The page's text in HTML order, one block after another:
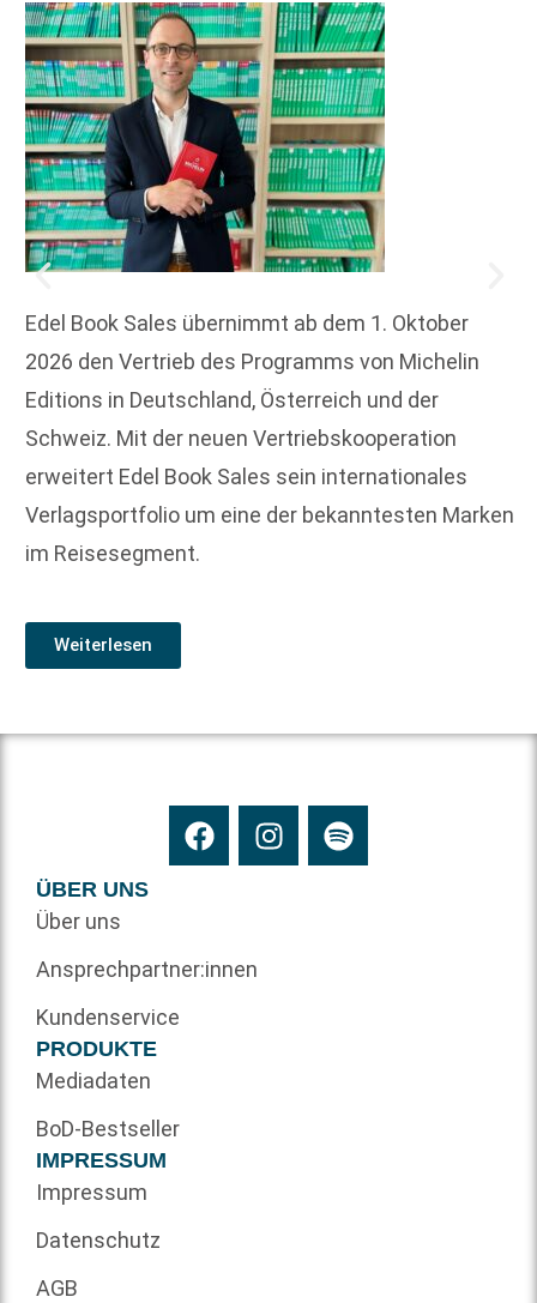
Edel Book Sales übernimmt ab dem 1. Oktober
2026 den Vertrieb des Programms von Michelin
Editions in Deutschland, Österreich und der
Schweiz. Mit der neuen Vertriebskooperation
erweitert Edel Book Sales sein internationales
Verlagsportfolio um eine der bekanntesten Marken
im Reisesegment.
Weiterlesen
ÜBER UNS
Über uns
Ansprechpartner:innen
Kundenservice
PRODUKTE
Mediadaten
BoD-Bestseller
IMPRESSUM
Impressum
Datenschutz
AGB